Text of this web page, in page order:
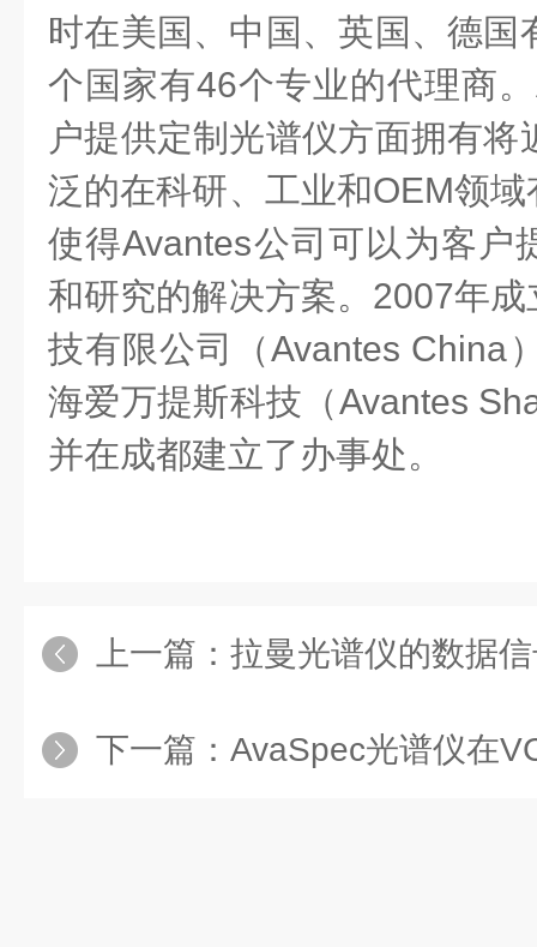
时在美国、中国、英国、德国
个国家有46个专业的代理商。
户提供定制光谱仪方面拥有将
泛的在科研、工业和OEM领域
使得Avantes公司可以为客户
和研究的解决方案。 2007年成
技有限公司（Avantes China
海爱万提斯科技（Avantes
并在成都建立了办事处。
上一篇： 拉曼光谱仪的数据信号
下一篇： AvaSpec光谱仪在